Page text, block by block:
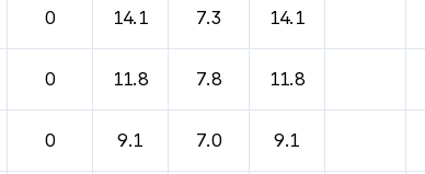
0 14.1 7.3 14.1
0 11.8 7.8 11.8
0 9.1 7.0 9.1